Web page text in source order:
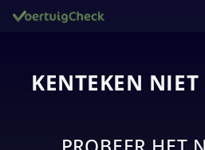
KENTEKEN